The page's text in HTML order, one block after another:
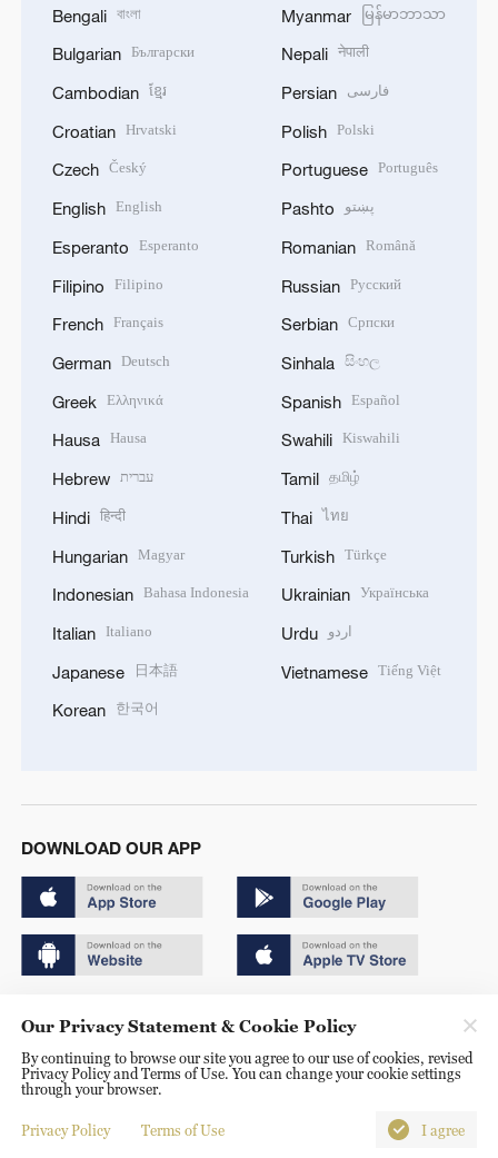
Bengali বাংলা
Bulgarian Български
Cambodian ខ្មែរ
Croatian Hrvatski
Czech Český
English English
Esperanto Esperanto
Filipino Filipino
French Français
German Deutsch
Greek Ελληνικά
Hausa Hausa
Hebrew עברית
Hindi हिन्दी
Hungarian Magyar
Indonesian Bahasa Indonesia
Italian Italiano
Japanese 日本語
Korean 한국어
Myanmar မြန်မာဘာသာ
Nepali नेपाली
Persian فارسی
Polish Polski
Portuguese Português
Pashto پښتو
Romanian Română
Russian Русский
Serbian Српски
Sinhala සිංහල
Spanish Español
Swahili Kiswahili
Tamil தமிழ்
Thai ไทย
Turkish Türkçe
Ukrainian Українська
Urdu اردو
Vietnamese Tiếng Việt
DOWNLOAD OUR APP
京ICP备20000184号
京公网安备 11010502050052号
Disinformation report hotline: 010-85061466
Our Privacy Statement & Cookie Policy
By continuing to browse our site you agree to our use of cookies, revised
Privacy Policy and Terms of Use. You can change your cookie settings
through your browser.
Privacy Policy Terms of Use I agree